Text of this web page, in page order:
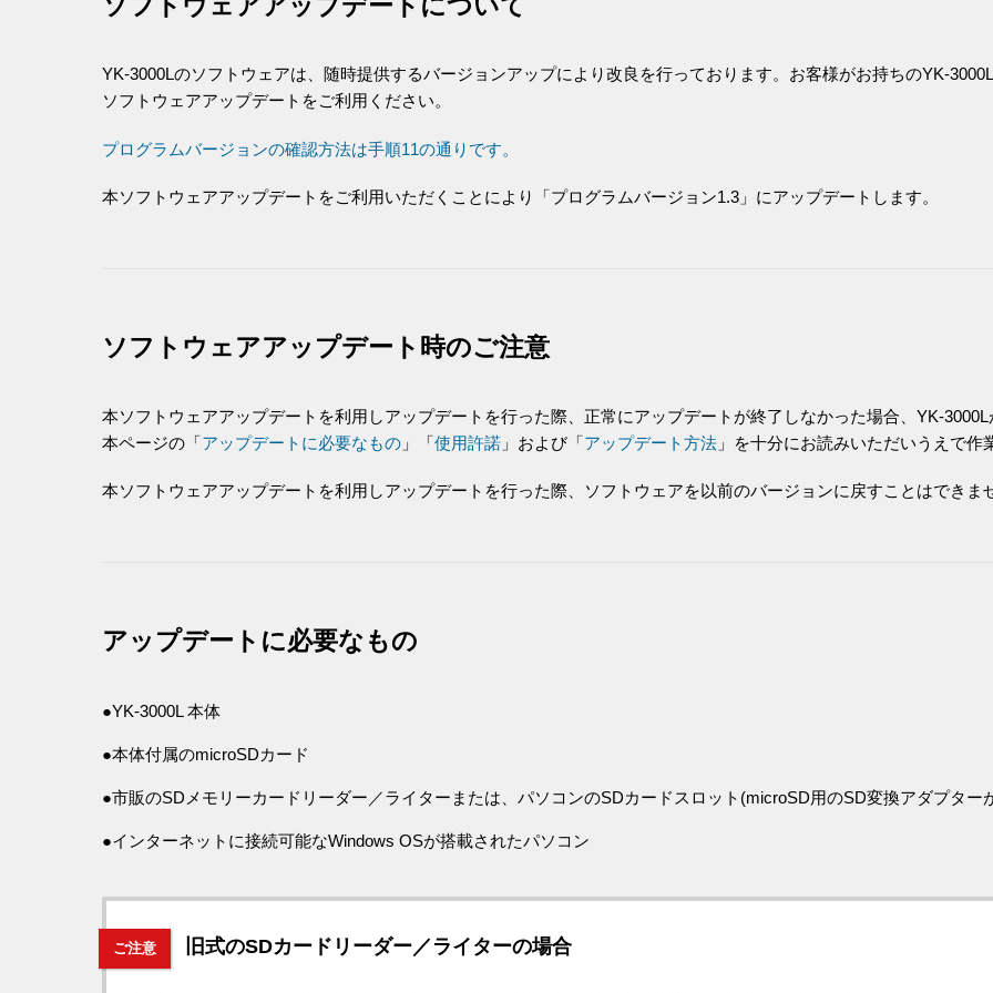
ソフトウェアアップデートについて
YK-3000Lのソフトウェアは、随時提供するバージョンアップにより改良を行っております。お客様がお持ちのYK-
ソフトウェアアップデートをご利用ください。
プログラムバージョンの確認方法は手順11の通りです。
本ソフトウェアアップデートをご利用いただくことにより「プログラムバージョン1.3」にアップデートします。
ソフトウェアアップデート時のご注意
本ソフトウェアアップデートを利用しアップデートを行った際、正常にアップデートが終了しなかった場合、YK-
本ページの「アップデートに必要なもの 」「使用許諾 」および「アップデート方法 」を十分にお読みいただいうえで作
本ソフトウェアアップデートを利用しアップデートを行った際、ソフトウェアを以前のバージョンに戻すことはできま
アップデートに必要なもの
●YK-3000L 本体
●本体付属のmicroSDカード
●市販のSDメモリーカードリーダー／ライターまたは、パソコンのSDカードスロット(microSD用のSD変換アダプター
●インターネットに接続可能なWindows OSが搭載されたパソコン
ご注意 旧式のSDカードリーダー／ライターの場合